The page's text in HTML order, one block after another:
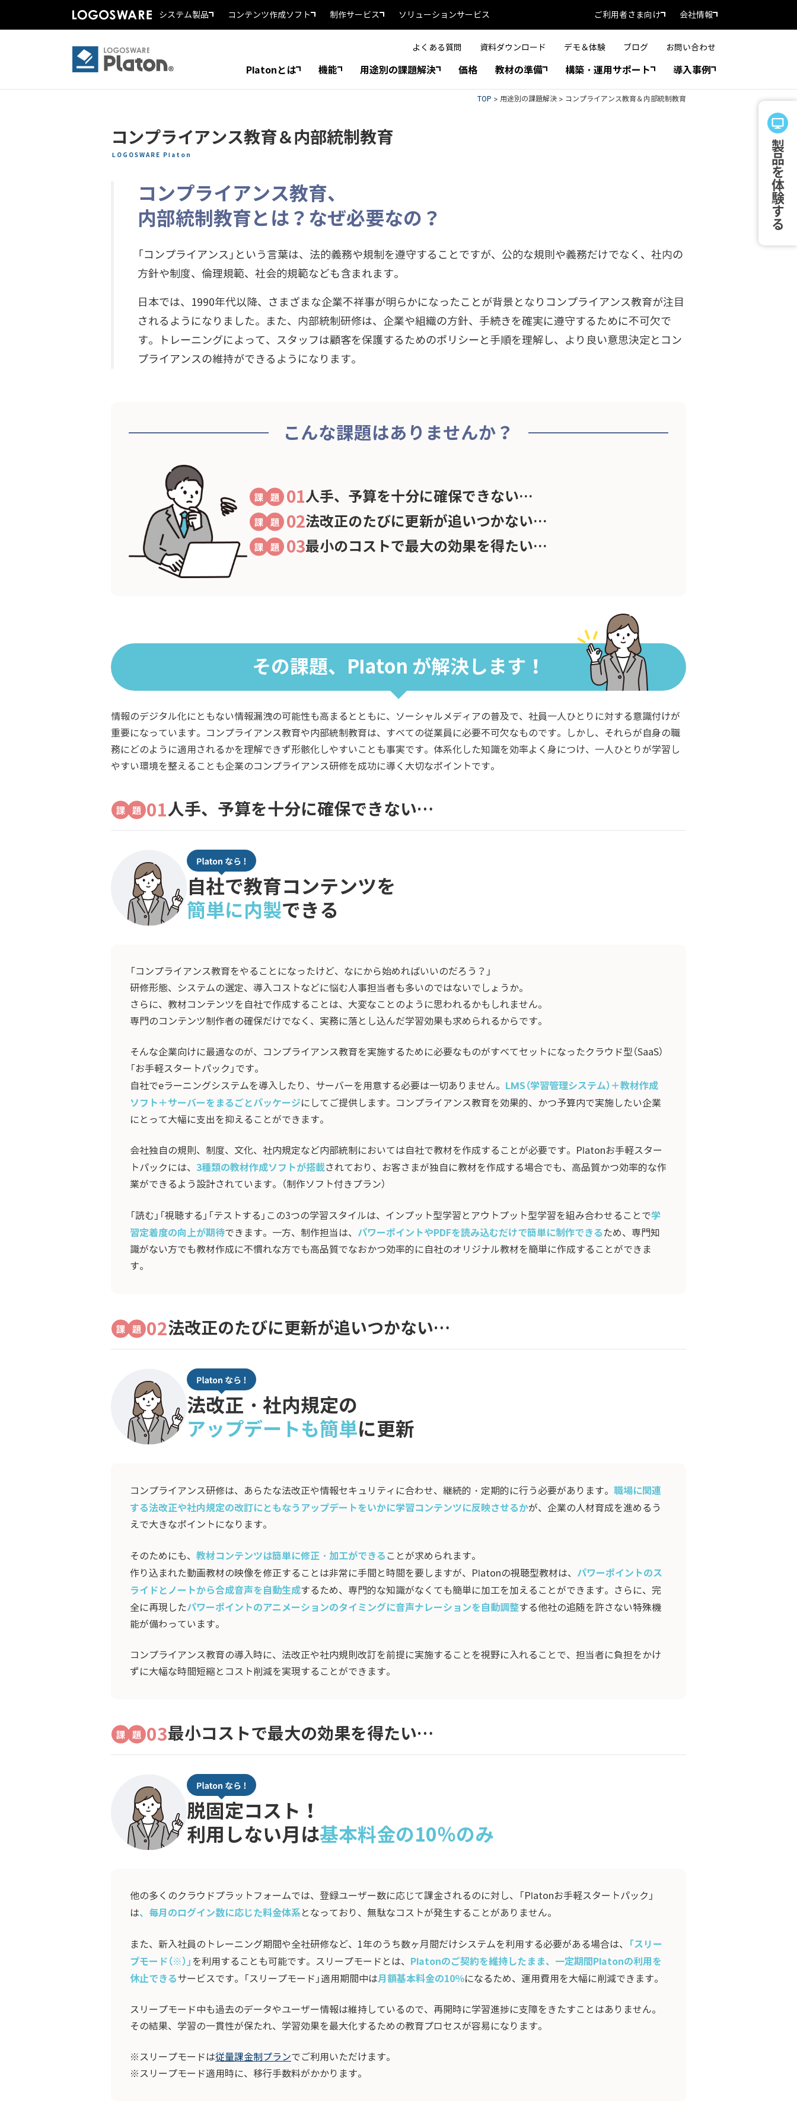
製品を体験する
システム製品 コンテンツ作成ソフト 制作サービス ソリューションサービス ご利用者さま向け 会社情報
よくある質問 資料ダウンロード デモ＆体験 ブログ お問い合わせ
Platonとは 機能 用途別の課題解決 価格 教材の準備 構築・運用サポート 導入事例
TOP > 用途別の課題解決 > コンプライアンス教育＆内部統制教育
コンプライアンス教育＆内部統制教育
LOGOSWARE Platon
コンプライアンス教育、
内部統制教育とは？なぜ必要なの？
「コンプライアンス」という言葉は、法的義務や規制を遵守することですが、公的な規則や義務だけでなく、社内の
方針や制度、倫理規範、社会的規範なども含まれます。
日本では、1990年代以降、さまざまな企業不祥事が明らかになったことが背景となりコンプライアンス教育が注目
されるようになりました。また、内部統制研修は、企業や組織の方針、手続きを確実に遵守するために不可欠で
す。トレーニングによって、スタッフは顧客を保護するためのポリシーと手順を理解し、より良い意思決定とコン
プライアンスの維持ができるようになります。
こんな課題はありませんか？
01人手、予算を十分に確保できない…
02法改正のたびに更新が追いつかない…
03最小のコストで最大の効果を得たい…
その課題、Platon が解決します！
情報のデジタル化にともない情報漏洩の可能性も高まるとともに、ソーシャルメディアの普及で、社員一人ひとりに対する意識付けが
重要になっています。コンプライアンス教育や内部統制教育は、すべての従業員に必要不可欠なものです。しかし、それらが自身の職
務にどのように適用されるかを理解できず形骸化しやすいことも事実です。体系化した知識を効率よく身につけ、一人ひとりが学習し
やすい環境を整えることも企業のコンプライアンス研修を成功に導く大切なポイントです。
01人手、予算を十分に確保できない…
自社で教育コンテンツを
簡単に内製できる
「コンプライアンス教育をやることになったけど、なにから始めればいいのだろう？」
研修形態、システムの選定、導入コストなどに悩む人事担当者も多いのではないでしょうか。
さらに、教材コンテンツを自社で作成することは、大変なことのように思われるかもしれません。
専門のコンテンツ制作者の確保だけでなく、実務に落とし込んだ学習効果も求められるからです。
そんな企業向けに最適なのが、コンプライアンス教育を実施するために必要なものがすべてセットになったクラウド型（SaaS）
「お手軽スタートパック」です。
自社でeラーニングシステムを導入したり、サーバーを用意する必要は一切ありません。 LMS（学習管理システム）＋教材作成
ソフト＋サーバーをまるごとパッケージにしてご提供します。コンプライアンス教育を効果的、かつ予算内で実施したい企業
にとって大幅に支出を抑えることができます。
会社独自の規則、制度、文化、社内規定など内部統制においては自社で教材を作成することが必要です。Platonお手軽スター
トパックには、 3種類の教材作成ソフトが搭載されており、お客さまが独自に教材を作成する場合でも、高品質かつ効率的な作
業ができるよう設計されています。（制作ソフト付きプラン）
「読む」「視聴する」「テストする」この3つの学習スタイルは、インプット型学習とアウトプット型学習を組み合わせることで学
習定着度の向上が期待できます。一方、制作担当は、 パワーポイントやPDFを読み込むだけで簡単に制作できる ため、専門知
識がない方でも教材作成に不慣れな方でも高品質でなおかつ効率的に自社のオリジナル教材を簡単に作成することができま
す。
02法改正のたびに更新が追いつかない…
法改正・社内規定の
アップデートも簡単に更新
コンプライアンス研修は、あらたな法改正や情報セキュリティに合わせ、継続的・定期的に行う必要があります。 職場に関連
する法改正や社内規定の改訂にともなうアップデートをいかに学習コンテンツに反映させるかが、企業の人材育成を進めるう
えで大きなポイントになります。
そのためにも、 教材コンテンツは簡単に修正・加工ができる ことが求められます。
作り込まれた動画教材の映像を修正することは非常に手間と時間を要しますが、Platonの視聴型教材は、 パワーポイントのス
ライドとノートから合成音声を自動生成するため、専門的な知識がなくても簡単に加工を加えることができます。さらに、完
全に再現したパワーポイントのアニメーションのタイミングに音声ナレーションを自動調整する他社の追随を許さない特殊機
能が備わっています。
コンプライアンス教育の導入時に、法改正や社内規則改訂を前提に実施することを視野に入れることで、担当者に負担をかけ
ずに大幅な時間短縮とコスト削減を実現することができます。
03最小コストで最大の効果を得たい…
脱固定コスト！
利用しない月は基本料金の10％のみ
他の多くのクラウドプラットフォームでは、登録ユーザー数に応じて課金されるのに対し、「Platonお手軽スタートパック」
は、毎月のログイン数に応じた料金体系となっており、無駄なコストが発生することがありません。
また、新入社員のトレーニング期間や全社研修など、1年のうち数ヶ月間だけシステムを利用する必要がある場合は、
「スリー
プモード（※）」 を利用することも可能です。スリープモードとは、 Platonのご契約を維持したまま、一定期間Platonの利用を
休止できるサービスです。「スリープモード」適用期間中は月額基本料金の10％になるため、運用費用を大幅に削減できます。
スリープモード中も過去のデータやユーザー情報は維持しているので、再開時に学習進捗に支障をきたすことはありません。
その結果、学習の一貫性が保たれ、学習効果を最大化するための教育プロセスが容易になります。
※スリープモードは従量課金制プランでご利用いただけます。
※スリープモード適用時に、移行手数料がかかります。